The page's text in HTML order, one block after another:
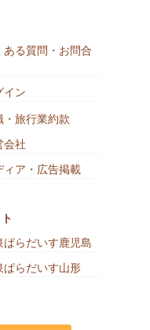
ある質問・お問合
イン
・旅行業約款
会社
ィア・広告掲載
ぱらだいす鹿児島
ぱらだいす山形